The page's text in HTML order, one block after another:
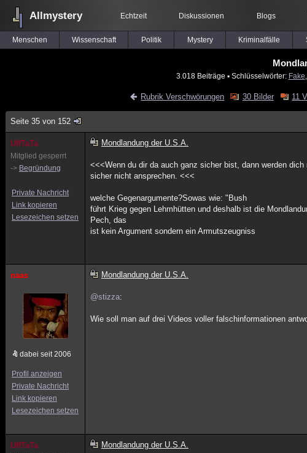
Allmystery Echtzeit Diskussionen Blogs
Menschen Wissenschaft Politik Mystery Kriminalfälle
3.018 Beiträge ▪ Schlüsselwörter: Fake
Rubrik Verschwörungen 30 Bilder 11
Seite 35 von 152
UffTaTa
Mitglied gesperrt
-> Begründung
Private Nachricht
Link kopieren
Lesezeichen setzen
Mondlandung der U.S.A.
<<<Wenn du dir da auch ganz sicher bist, dann werden dich
sicher nicht ansprechen. <<<
welche Gegenargumente?Sowas wie: "Bush
führt Krieg gegen Lehmhütten und deshalb ist die
Pech, das
ist kein Argument sondern ein Armutszeugniss
naas
dabei seit 2006
Profil anzeigen
Private Nachricht
Link kopieren
Lesezeichen setzen
Mondlandung der U.S.A.
@stizza:
Wie soll man auf drei Videos voller falschinformationen
UffTaTa Mondlandung der U.S.A.